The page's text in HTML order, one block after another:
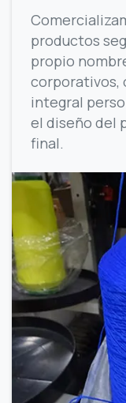
productos
propio
corporativos,
integral
el diseño del
final.